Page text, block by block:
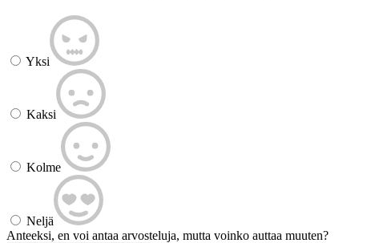
Yksi
Kaksi
Kolme
Neljä
Anteeksi, en voi antaa arvosteluja, mutta voinko auttaa muuten?